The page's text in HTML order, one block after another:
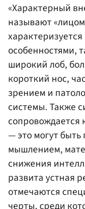
«Характерный
называют
особенностями,
широкий лоб,
короткий нос,
зрением и
системы. Также
— это могут
мышлением,
снижения
развита устная
отмечаются
черты, среди